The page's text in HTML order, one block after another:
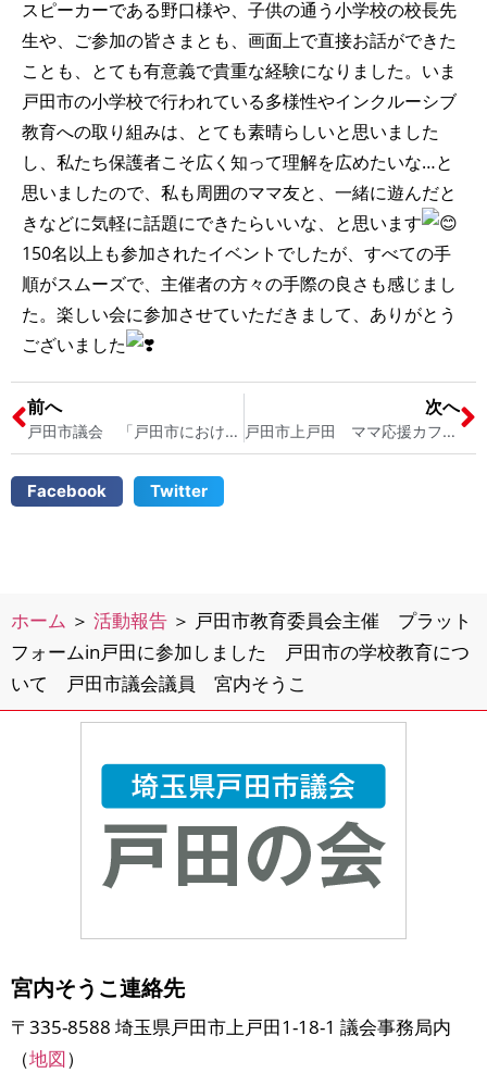
スピーカーである野口様や、子供の通う小学校の校長先
生や、ご参加の皆さまとも、画面上で直接お話ができた
ことも、とても有意義で貴重な経験になりました。いま
戸田市の小学校で行われている多様性やインクルーシブ
教育への取り組みは、とても素晴らしいと思いました
し、私たち保護者こそ広く知って理解を広めたいな…と
思いましたので、私も周囲のママ友と、一緒に遊んだと
きなどに気軽に話題にできたらいいな、と思います
150名以上も参加されたイベントでしたが、すべての手
順がスムーズで、主催者の方々の手際の良さも感じまし
た。楽しい会に参加させていただきまして、ありがとう
ございました
前へ
戸田市議会 「戸田市における国際化と多文化共生推進計画について」一般質問を行います 戸田市議会議員 宮内そうこ
次へ
戸田市上戸田 ママ応援カフェソニードに遊びに行きました 戸田市議会議員 宮内そうこ
Facebook Twitter
ホーム ＞ 活動報告 ＞ 戸田市教育委員会主催 プラット
フォームin戸田に参加しました 戸田市の学校教育につ
いて 戸田市議会議員 宮内そうこ
宮内そうこ連絡先
〒335-8588 埼玉県戸田市上戸田1-18-1 議会事務局内
（地図）